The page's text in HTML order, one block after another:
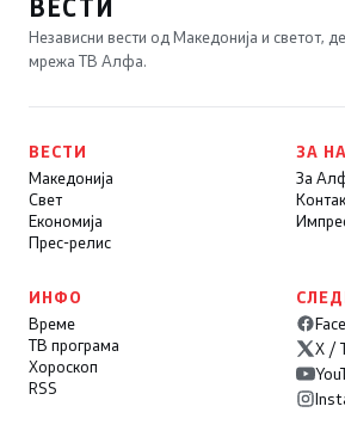
ВЕСТИ
Независни вести од Македонија и светот,
мрежа ТВ Алфа.
ВЕСТИ
Македонија
Свет
Економија
Прес-релис
ЗА
За
ИНФО
Време
ТВ програма
Хороскоп
RSS
X /